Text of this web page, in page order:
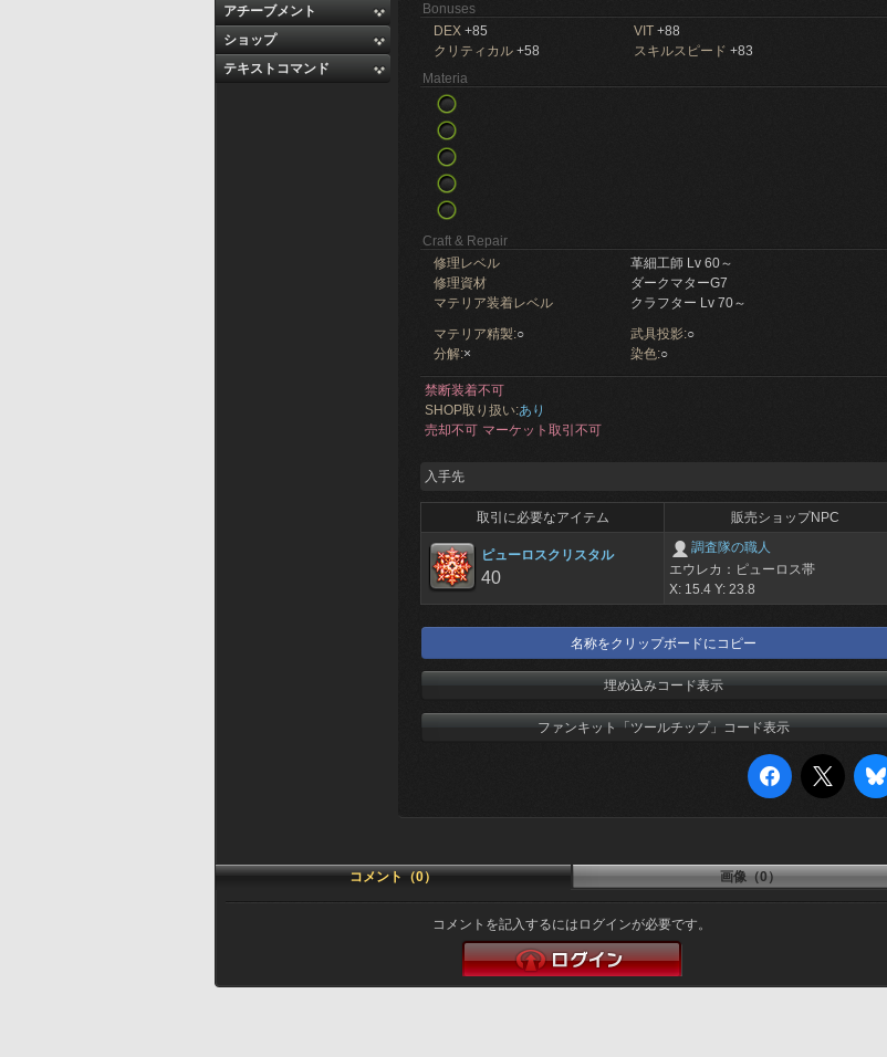
アチーブメント
ショップ
テキストコマンド
Bonuses
DEX +85 VIT +88
クリティカル +58 スキルスピード +83
Materia
Craft & Repair
修理レベル
革細工師 Lv 60～
修理資材
ダークマターG7
マテリア装着レベル
クラフター Lv 70～
マテリア精製:○ 武具投影:○
分解:× 染色:○
禁断装着不可
SHOP取り扱い:あり
売却不可 マーケット取引不可
入手先
取引に必要なアイテム 販売ショップNPC
ピューロスクリスタル
40
調査隊の職人
エウレカ：ピューロス帯
X: 15.4 Y: 23.8
名称をクリップボードにコピー
埋め込みコード表示
ファンキット「ツールチップ」コード表示
コメント（0） 画像（0）
コメントを記入するにはログインが必要です。